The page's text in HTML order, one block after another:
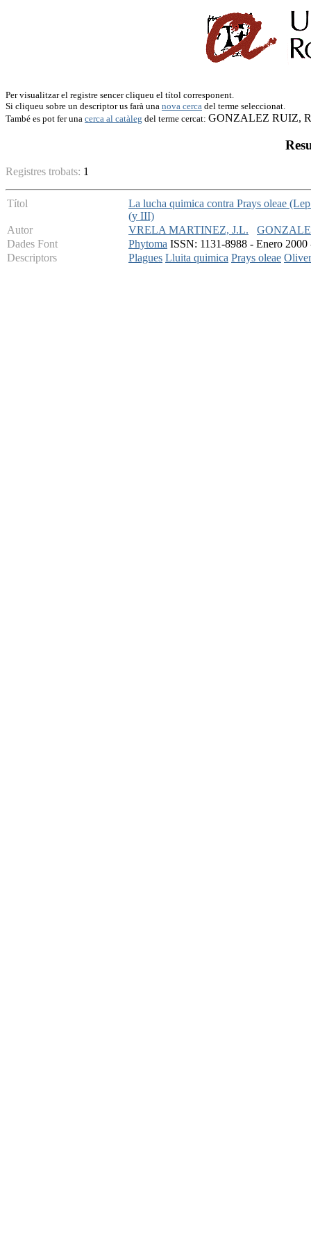
Per visualitzar el registre sencer cliqueu el títol corresponent.
Si cliqueu sobre un descriptor us farà una nova cerca del terme seleccionat.
També es pot fer una cerca al catàleg del terme cercat: GONZALEZ RUIZ,
Registres trobats: 1
Títol
La lucha quimica contra Prays oleae
(y III)
Autor
VRELA MARTINEZ, J.L.
Dades Font
Phytoma ISSN: 1131-8988 - Enero
Descriptors
Plagues Lluita quimica Prays oleae